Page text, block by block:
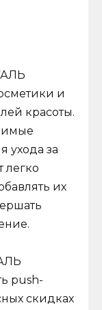
и
красоты.
ухода за
легко
их
push-
скидках